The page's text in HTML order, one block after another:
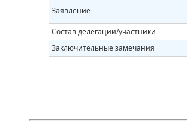
Заявление
Состав делегации/участники
Заключительные замечания